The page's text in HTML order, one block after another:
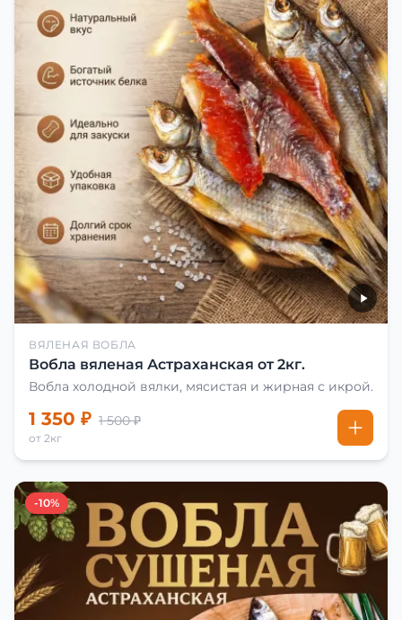
ВЯЛЕНАЯ ВОБЛА
Вобла вяленая Астраханская от 2кг.
Вобла холодной вялки, мясистая и жирная с икрой.
1 350 ₽ 1 500 ₽
от 2кг
-10%